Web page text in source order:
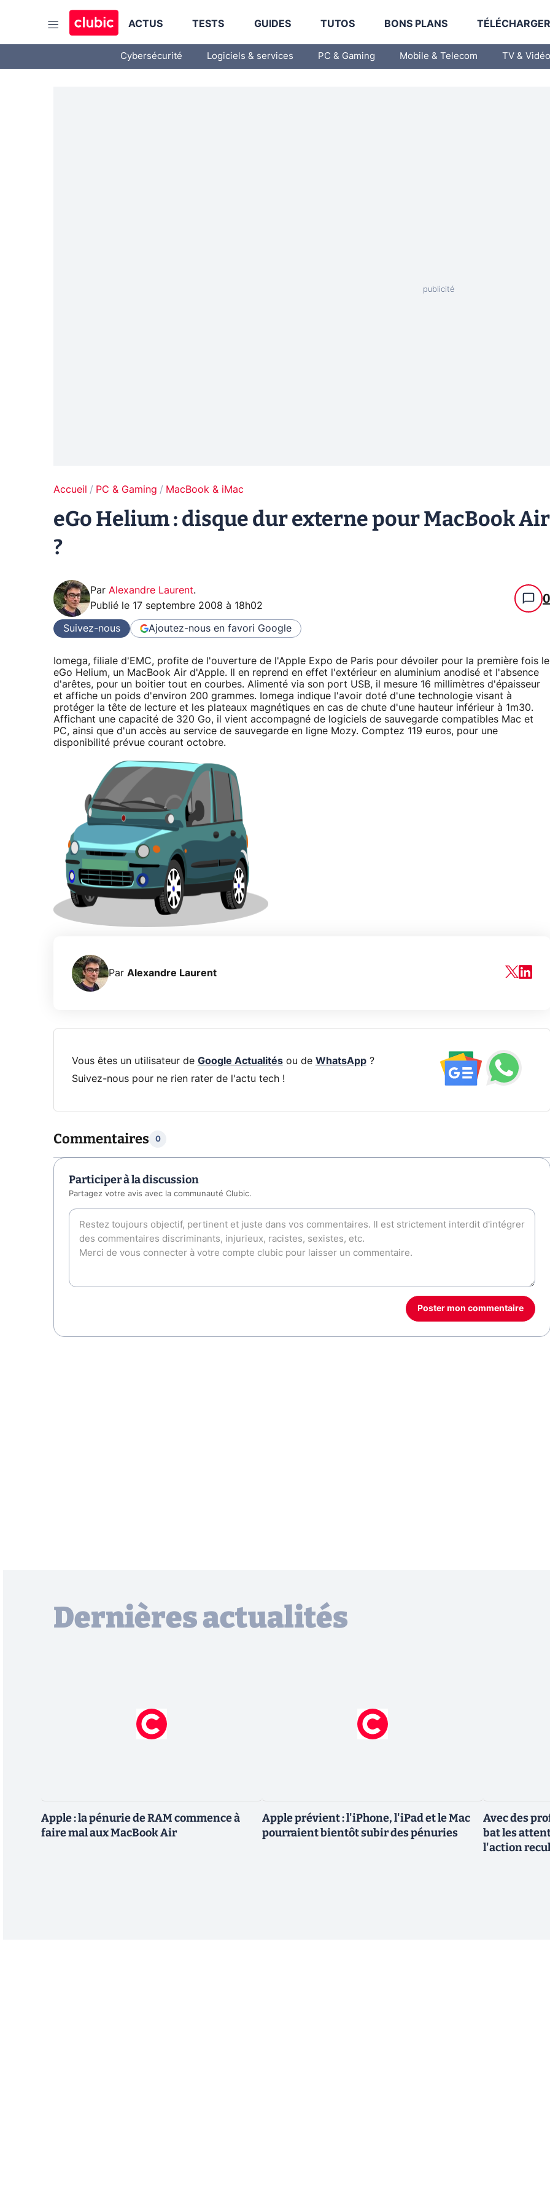
ACTUS TESTS GUIDES TUTOS BONS PLANS
Cybersécurité Logiciels & services PC & Gaming Mobile & Telecom TV & Vidéo
Accueil PC & Gaming MacBook & iMac
eGo Helium : disque dur externe pour MacBook Air
?
Par Alexandre Laurent.
Publié le 17 septembre 2008 à 18h02 0
Suivez-nous Ajoutez-nous en favori Google
Iomega, filiale d'EMC, profite de l'ouverture de l'Apple Expo de Paris pour dévoiler pour la première fois le
eGo Helium, un MacBook Air d'Apple. Il en reprend en effet l'extérieur en aluminium anodisé et l'absence
d'arêtes, pour un boitier tout en courbes. Alimenté via son port USB, il mesure 16 millimètres d'épaisseur
et affiche un poids d'environ 200 grammes. Iomega indique l'avoir doté d'une technologie visant à
protéger la tête de lecture et les plateaux magnétiques en cas de chute d'une hauteur inférieur à 1m30.
Affichant une capacité de 320 Go, il vient accompagné de logiciels de sauvegarde compatibles Mac et
PC, ainsi que d'un accès au service de sauvegarde en ligne Mozy. Comptez 119 euros, pour une
disponibilité prévue courant octobre.
Par Alexandre Laurent
Vous êtes un utilisateur de Google Actualitésou de WhatsApp?
Suivez-nous pour ne rien rater de l'actu tech !
Commentaires 0
Participer à la discussion
Partagez votre avis avec la communauté Clubic.
Poster mon commentaire
Dernières actualités
Apple : la pénurie de RAM commence à
faire mal aux MacBook Air
Apple prévient : l'iPhone, l'iPad et le Mac
pourraient bientôt subir des pénuries
Avec des
bat les
l'action